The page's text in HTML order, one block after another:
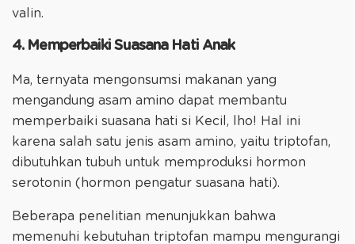
valin.
4. Memperbaiki Suasana Hati Anak
Ma, ternyata mengonsumsi makanan yang
mengandung asam amino dapat membantu
memperbaiki suasana hati si Kecil, lho! Hal ini
karena salah satu jenis asam amino, yaitu triptofan,
dibutuhkan tubuh untuk memproduksi hormon
serotonin (hormon pengatur suasana hati).
Beberapa penelitian menunjukkan bahwa
memenuhi kebutuhan triptofan mampu mengurangi